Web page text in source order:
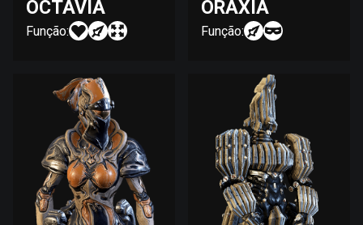
OCTAVIA
Função:
ORAXIA
Função: